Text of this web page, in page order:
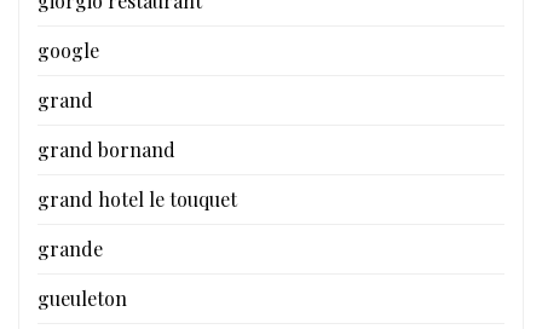
google
grand
grand bornand
grand hotel le touquet
grande
gueuleton